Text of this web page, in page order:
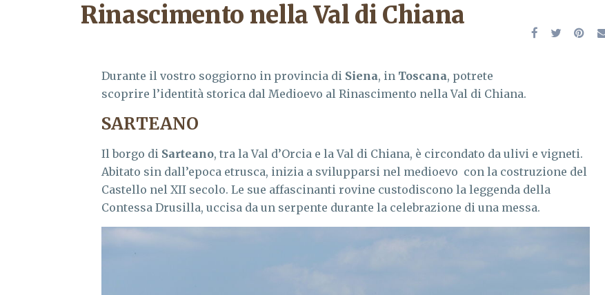
Rinascimento nella Val di Chiana
Durante il vostro soggiorno in provincia di Siena, in Toscana, potrete
scoprire l’identità storica dal Medioevo al Rinascimento nella Val di Chiana.
SARTEANO
Il borgo di Sarteano, tra la Val d’Orcia e la Val di Chiana, è circondato da ulivi e vigneti.
Abitato sin dall’epoca etrusca, inizia a svilupparsi nel medioevo con la costruzione del
Castello nel XII secolo. Le sue affascinanti rovine custodiscono la leggenda della
Contessa Drusilla, uccisa da un serpente durante la celebrazione di una messa.